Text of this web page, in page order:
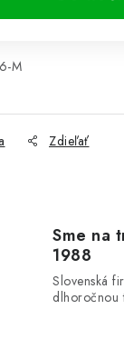
M
Zdieľať
Sme na
1988
Slovenská
dlhoročnou